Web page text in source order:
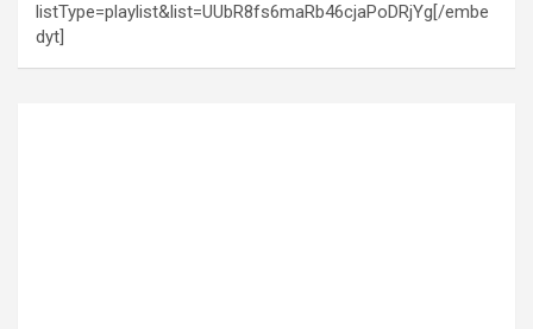
listType=playlist&list=UUbR8fs6maRb46cjaPoDRjYg[/embe
dyt]